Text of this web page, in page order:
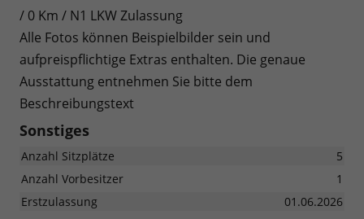
/ 0 Km / N1 LKW Zulassung
Alle Fotos können Beispielbilder sein und
aufpreispflichtige Extras enthalten. Die genaue
Ausstattung entnehmen Sie bitte dem
Beschreibungstext
Sonstiges
Anzahl Sitzplätze
5
Anzahl Vorbesitzer
1
Erstzulassung
01.06.2026